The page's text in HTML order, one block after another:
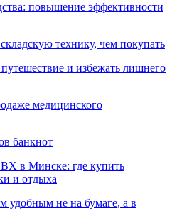
повышение эффективности
технику, чем покупать
и избежать лишнего
медицинского
банкнот
в Минске: где купить
и отдыха
удобным не на бумаге, а в